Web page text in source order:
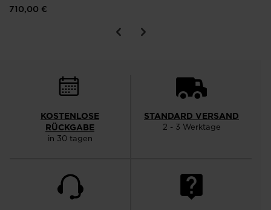
710,00 €
KOSTENLOSE
RÜCKGABE
in 30 tagen
STANDARD VERSAND
2 - 3 Werktage